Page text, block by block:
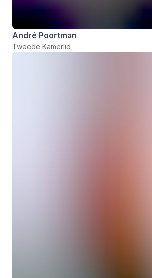
André Poortman
Tweede Kamerlid